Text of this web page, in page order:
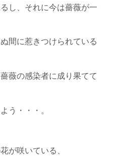
し、それに今は薔薇が一
間に惹きつけられている
薇の感染者に成り果てて
う・・・。
が咲いている、